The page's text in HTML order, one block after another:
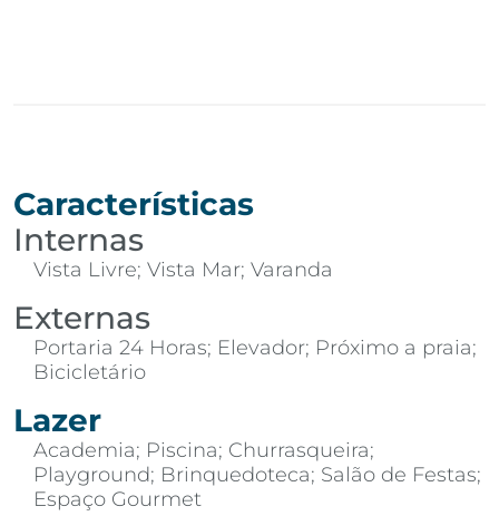
Características
Internas
Vista Livre; Vista Mar; Varanda
Externas
Portaria 24 Horas; Elevador; Próximo a praia;
Bicicletário
Lazer
Academia; Piscina; Churrasqueira;
Playground; Brinquedoteca; Salão de Festas;
Espaço Gourmet